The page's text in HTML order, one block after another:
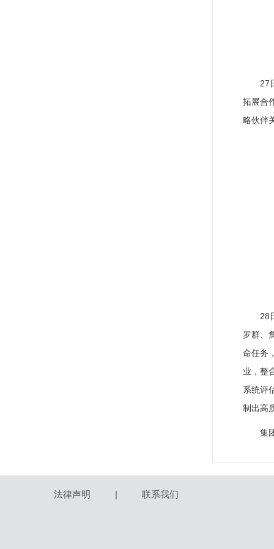
27
拓展合
略伙伴
28
罗群、
命任务
业，整
系统评
制出高
集
法律声明 | 联系我们